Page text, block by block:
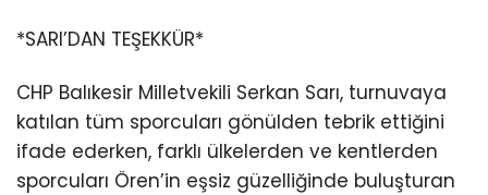
*SARI’DAN TEŞEKKÜR*
CHP Balıkesir Milletvekili Serkan Sarı, turnuvaya
katılan tüm sporcuları gönülden tebrik ettiğini
ifade ederken, farklı ülkelerden ve kentlerden
sporcuları Ören’in eşsiz güzelliğinde buluşturan